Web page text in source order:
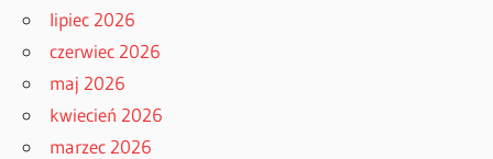
lipiec 2026
czerwiec 2026
maj 2026
kwiecień 2026
marzec 2026